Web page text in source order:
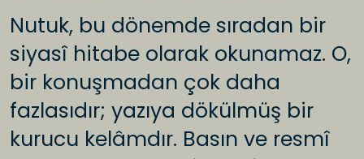
Nutuk, bu dönemde sıradan bir
siyasî hitabe olarak okunamaz. O,
bir konuşmadan çok daha
fazlasıdır; yazıya dökülmüş bir
kurucu kelâmdır. Basın ve resmî